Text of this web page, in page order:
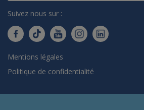
Suivez nous sur :
Mentions légales
Politique de confidentialité